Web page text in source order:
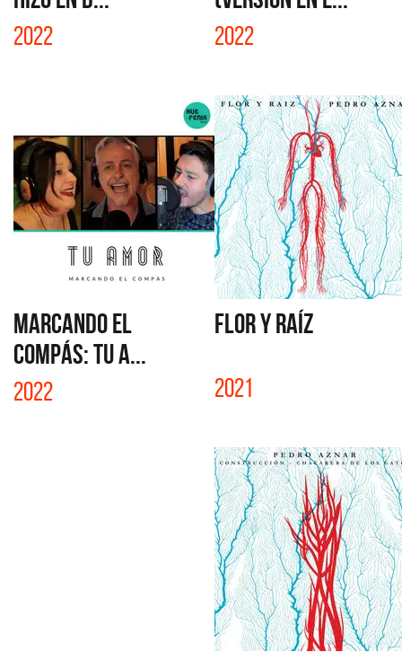
2022 2022
MARCANDO EL
COMPÁS: TU A...
2022
FLOR Y RAÍZ
2021